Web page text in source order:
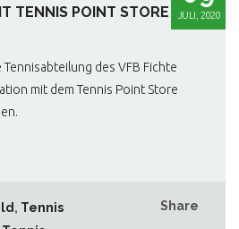
JULI, 2020
TENNIS POINT STORE
des VFB Fichte
mit dem Tennis Point Store
, Tennis
Share